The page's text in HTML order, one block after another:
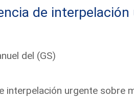
de interpelación
del (GS)
interpelación urgente sobre